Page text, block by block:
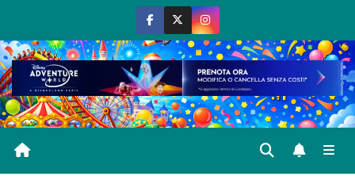
al
contenuto